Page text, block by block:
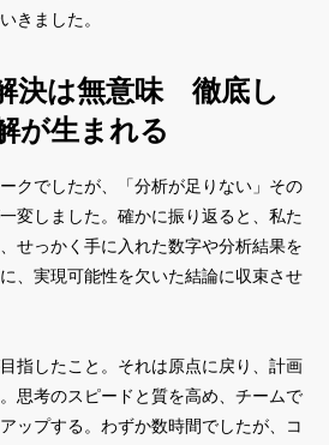
きました。
決は無意味 徹底し
が生まれる
クでしたが、「分析が足りない」その
変しました。確かに振り返ると、私た
せっかく手に入れた数字や分析結果を
、実現可能性を欠いた結論に収束させ
指したこと。それは原点に戻り、計画
思考のスピードと質を高め、チームで
ップする。わずか数時間でしたが、コ